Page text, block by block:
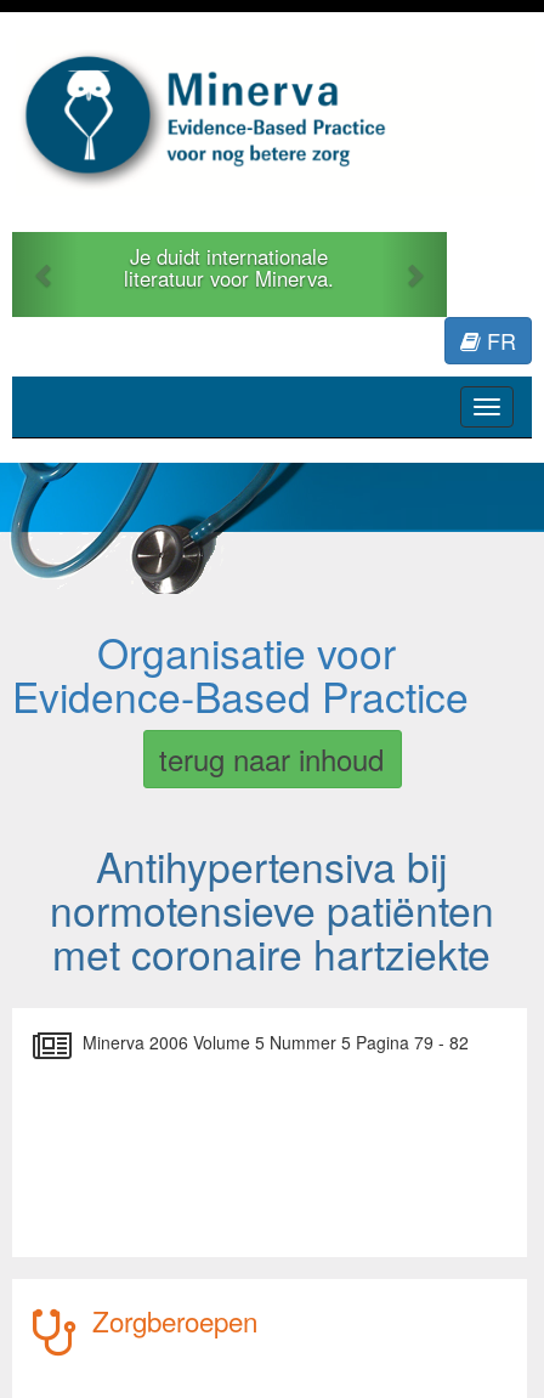
Je duidt internationale
literatuur voor Minerva.
Previous
FR
Toggle
Organisatie voor
Evidence-Based Practice
terug naar inhoud
Antihypertensiva bij
normotensieve patiënten
met coronaire hartziekte
Minerva 2006 Volume 5 Nummer 5 Pagina 79 - 82
Zorgberoepen